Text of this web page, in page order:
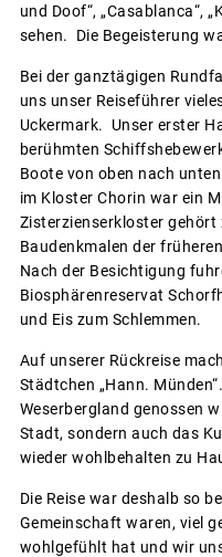
und Doof“, „Casablanca“,
sehen. Die Begeisterung
Bei der ganztägigen
uns unser Reiseführer
Uckermark. Unser erster
berühmten
Boote von oben nach
im Kloster Chorin war ein
Zisterzienserkloster gehört
Baudenkmalen der
Nach der Besichtigung
Biosphärenreservat
und Eis zum Schlemmen.
Auf unserer Rückreise
Städtchen „Hann.
Weserbergland genossen
Stadt, sondern auch das
wieder wohlbehalten zu
Die Reise war deshalb so
Gemeinschaft waren, viel
wohlgefühlt hat und wir